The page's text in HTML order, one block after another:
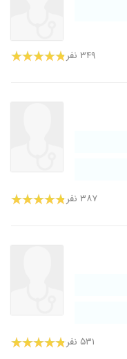
۳۴۹ نفر
۳۸۷ نفر
۵۳۱ نفر